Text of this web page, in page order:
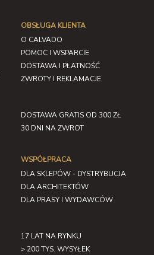
OBSŁUGA KLIENTA
O CALVADO
POMOC I WSPARCIE
DOSTAWA I PŁATNOŚĆ
ZWROTY I REKLAMACJE
DOSTAWA GRATIS OD 300 ZŁ
30 DNI NA ZWROT
WSPÓŁPRACA
DLA SKLEPÓW - DYSTRYBUCJA
DLA ARCHITEKTÓW
DLA PRASY I WYDAWCÓW
17 LAT NA RYNKU
> 200 TYS. WYSYŁEK